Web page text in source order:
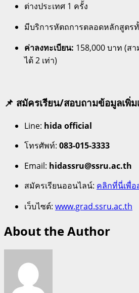
ต่างประเทศ 1 ครั้ง
มีบริการหัตถการตลอดหลักสูตร
ค่าลงทะเบียน: 158,000 บาท (ส
ได้ 2 เท่า)
📌 สมัครเรียน/สอบถามข้อมูลเพิ่ม
Line: hida official
โทรศัพท์: 083-015-3333
Email: hidassru@ssru.ac.th
สมัครเรียนออนไลน์: คลิกที่นี่เพื่
เว็บไซต์: www.grad.ssru.ac.th
About the Author